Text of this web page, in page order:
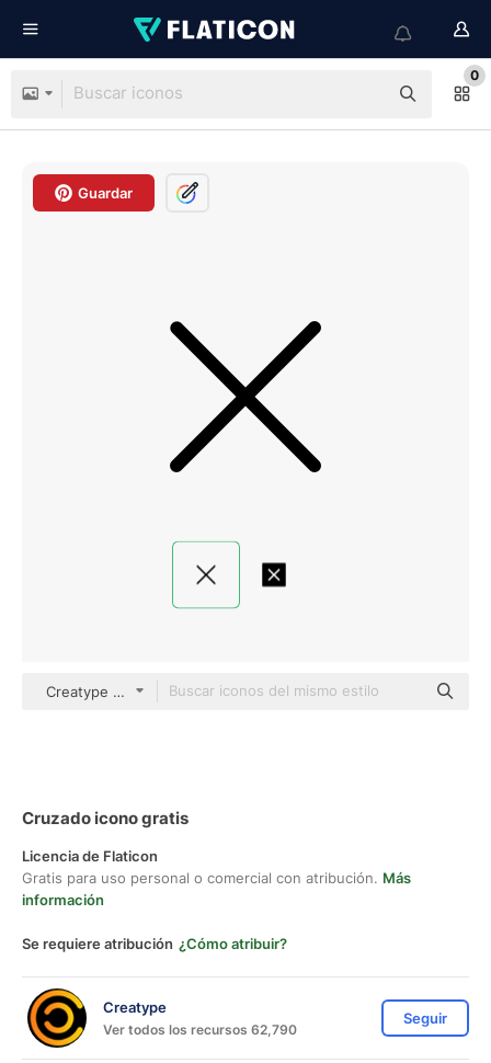
0
Guardar
Creatype Detailed Outline
Cruzado icono gratis
Licencia de Flaticon
Gratis para uso personal o comercial con atribución. Más
información
Se requiere atribución ¿Cómo atribuir?
Creatype
Ver todos los recursos 62,790
Seguir